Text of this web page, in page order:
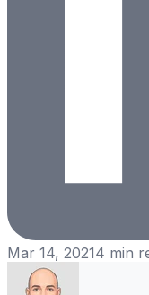
Mar 14, 20214 min